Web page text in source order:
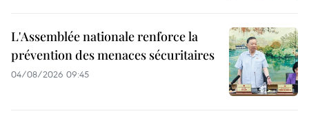
L'Assemblée nationale renforce la
prévention des menaces sécuritaires
04/08/2026 09:45